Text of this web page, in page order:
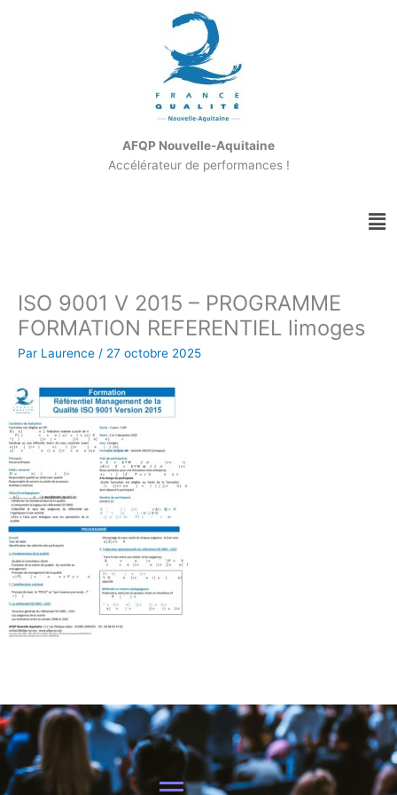
AFQP Nouvelle-Aquitaine
Accélérateur de performances !
ISO 9001 V 2015 – PROGRAMME
FORMATION REFERENTIEL limoges
Par Laurence / 27 octobre 2025